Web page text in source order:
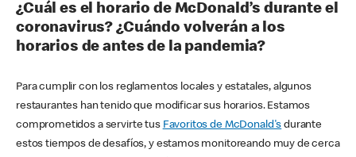
¿Cuál es el horario de McDonald’s durante el
coronavirus? ¿Cuándo volverán a los
horarios de antes de la pandemia?
Para cumplir con los reglamentos locales y estatales, algunos
restaurantes han tenido que modificar sus horarios. Estamos
comprometidos a servirte tus Favoritos de McDonald's durante
estos tiempos de desafíos, y estamos monitoreando muy de cerca